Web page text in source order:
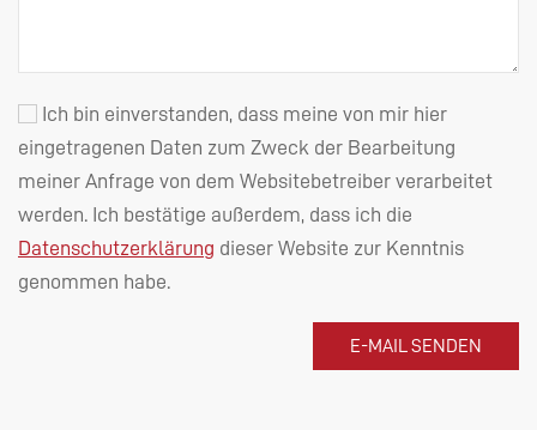
Ich bin einverstanden, dass meine von mir hier
eingetragenen Daten zum Zweck der Bearbeitung
meiner Anfrage von dem Websitebetreiber verarbeitet
werden. Ich bestätige außerdem, dass ich die
Datenschutzerklärung dieser Website zur Kenntnis
genommen habe.